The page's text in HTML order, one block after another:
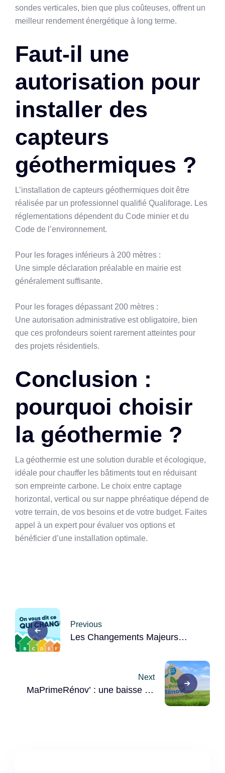
sondes verticales, bien que plus coûteuses, offrent un
meilleur rendement énergétique à long terme.
Faut-il une
autorisation pour
installer des
capteurs
géothermiques ?
L’installation de capteurs géothermiques doit être
réalisée par un professionnel qualifié Qualiforage. Les
réglementations dépendent du Code minier et du
Code de l’environnement.
Pour les forages inférieurs à 200 mètres :
Une simple déclaration préalable en mairie est
généralement suffisante.
Pour les forages dépassant 200 mètres :
Une autorisation administrative est obligatoire, bien
que ces profondeurs soient rarement atteintes pour
des projets résidentiels.
Conclusion :
pourquoi choisir
la géothermie ?
La géothermie est une solution durable et écologique,
idéale pour chauffer les bâtiments tout en réduisant
son empreinte carbone. Le choix entre captage
horizontal, vertical ou sur nappe phréatique dépend de
votre terrain, de vos besoins et de votre budget. Faites
appel à un expert pour évaluer vos options et
bénéficier d’une installation optimale.
Post
navigation
Previous
Les Changements Majeurs
Next
MaPrimeRénov’ : une baisse de